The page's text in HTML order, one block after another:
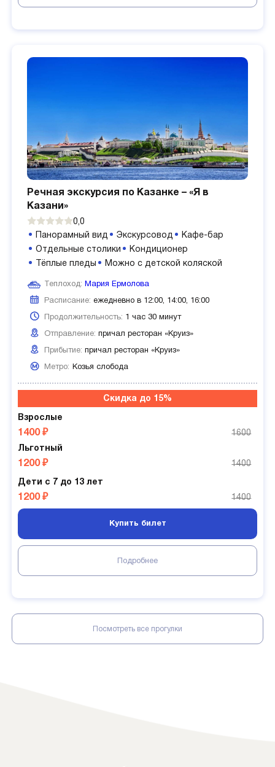
Речная экскурсия по Казанке – «Я в
Казани»
0,0
Панорамный вид
Экскурсовод
Кафе-бар
Отдельные столики
Кондиционер
Тёплые пледы
Можно с детской коляской
Теплоход: Мария Ермолова
Расписание: ежедневно в 12:00, 14:00, 16:00
Продолжительность: 1 час 30 минут
Отправление: причал ресторан «Круиз»
Прибытие: причал ресторан «Круиз»
Метро: Козья слобода
Скидка до 15%
Взрослые
1600
1400 ₽
Льготный
1400
1200 ₽
Дети с 7 до 13 лет
1400
1200 ₽
Купить билет
Подробнее
Посмотреть все прогулки